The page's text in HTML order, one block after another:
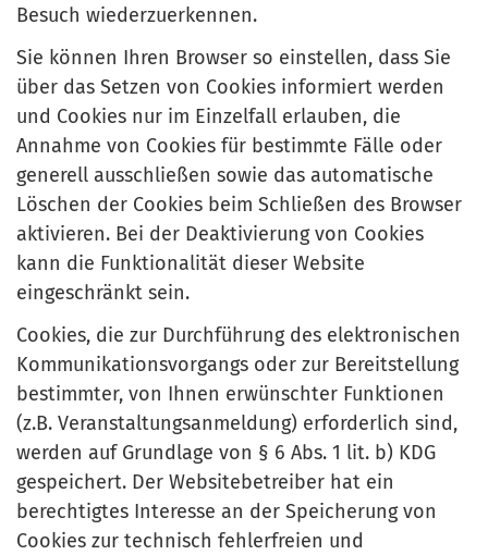
Besuch wiederzuerkennen.
Sie können Ihren Browser so einstellen, dass Sie
über das Setzen von Cookies informiert werden
und Cookies nur im Einzelfall erlauben, die
Annahme von Cookies für bestimmte Fälle oder
generell ausschließen sowie das automatische
Löschen der Cookies beim Schließen des Browser
aktivieren. Bei der Deaktivierung von Cookies
kann die Funktionalität dieser Website
eingeschränkt sein.
Cookies, die zur Durchführung des elektronischen
Kommunikationsvorgangs oder zur Bereitstellung
bestimmter, von Ihnen erwünschter Funktionen
(z.B. Veranstaltungsanmeldung) erforderlich sind,
werden auf Grundlage von § 6 Abs. 1 lit. b) KDG
gespeichert. Der Websitebetreiber hat ein
berechtigtes Interesse an der Speicherung von
Cookies zur technisch fehlerfreien und